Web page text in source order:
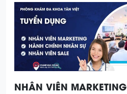
NHÂN VIÊN MARKETING